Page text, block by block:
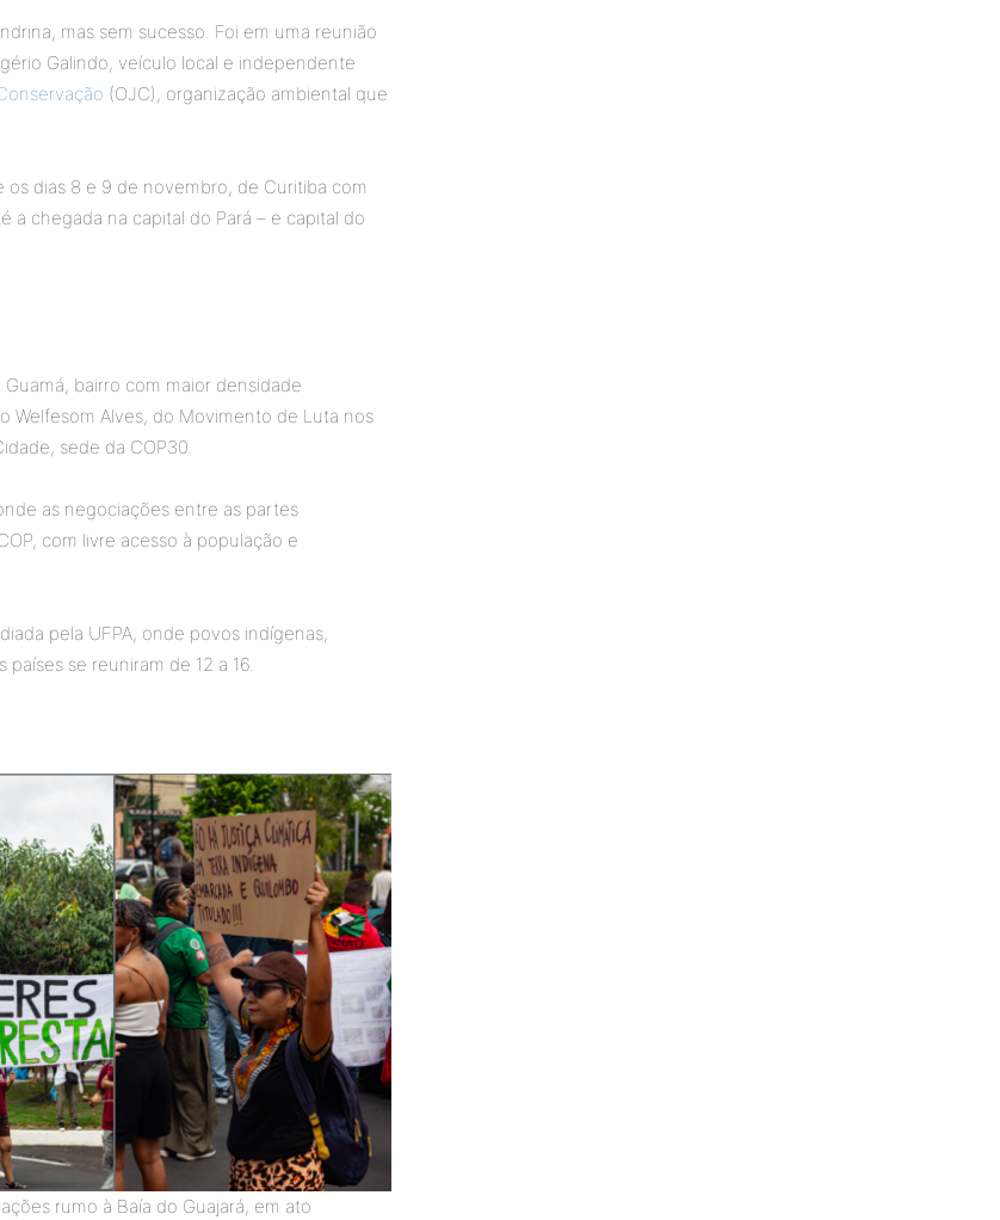
mas sem sucesso. Foi em uma reunião
Galindo, veículo local e independente
(OJC), organização ambiental que
dias 8 e 9 de novembro, de Curitiba com
a chegada na capital do Pará – e capital do
bairro com maior densidade
Welfesom Alves, do Movimento de Luta nos
sede da COP30.
as negociações entre as partes
com livre acesso à população e
pela UFPA, onde povos indígenas,
se reuniram de 12 a 16.
rumo à Baía do Guajará, em ato